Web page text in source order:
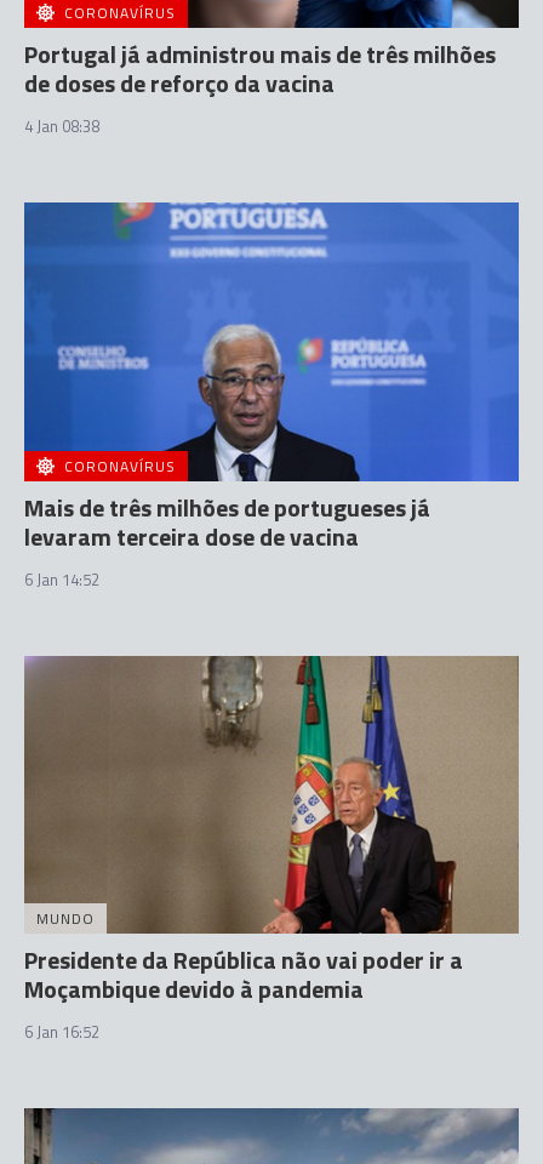
CORONAVÍRUS
Portugal já administrou mais de três milhões
de doses de reforço da vacina
4 Jan 08:38
CORONAVÍRUS
Mais de três milhões de portugueses já
levaram terceira dose de vacina
6 Jan 14:52
MUNDO
Presidente da República não vai poder ir a
Moçambique devido à pandemia
6 Jan 16:52